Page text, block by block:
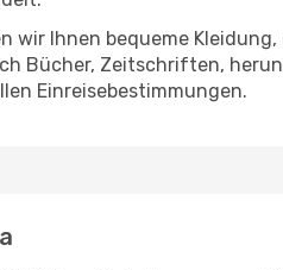
Ihnen bequeme
Bücher, Zeitschriften,
Einreisebestimmungen.